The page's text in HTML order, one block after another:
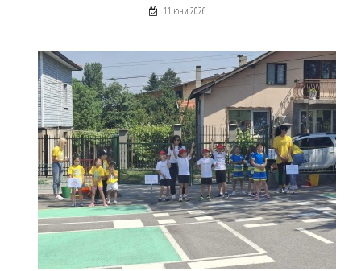
11 юни 2026